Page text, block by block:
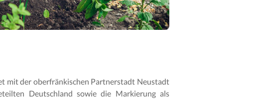
mit der oberfränkischen Partnerstadt Neustadt
Deutschland sowie die Markierung als